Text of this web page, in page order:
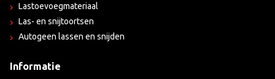
Lastoevoegmateriaal
Las- en snijtoortsen
Autogeen lassen en snijden
Informatie